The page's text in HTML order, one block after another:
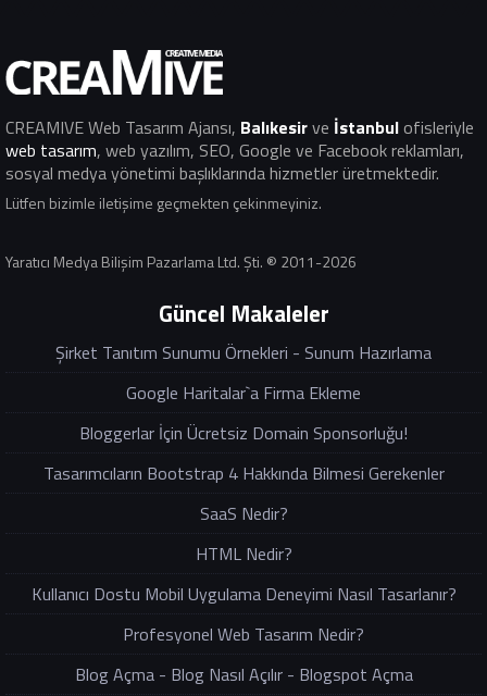
CREAMIVE Web Tasarım Ajansı, Balıkesirve İstanbulofisleriyle
web tasarım, web yazılım, SEO, Google ve Facebook reklamları,
sosyal medya yönetimi başlıklarında hizmetler üretmektedir.
Lütfen bizimle iletişime geçmekten çekinmeyiniz.
Yaratıcı Medya Bilişim Pazarlama Ltd. Şti. ® 2011-2026
Güncel Makaleler
Şirket Tanıtım Sunumu Örnekleri - Sunum Hazırlama
Google Haritalar`a Firma Ekleme
Bloggerlar İçin Ücretsiz Domain Sponsorluğu!
Tasarımcıların Bootstrap 4 Hakkında Bilmesi Gerekenler
SaaS Nedir?
HTML Nedir?
Kullanıcı Dostu Mobil Uygulama Deneyimi Nasıl Tasarlanır?
Profesyonel Web Tasarım Nedir?
Blog Açma - Blog Nasıl Açılır - Blogspot Açma